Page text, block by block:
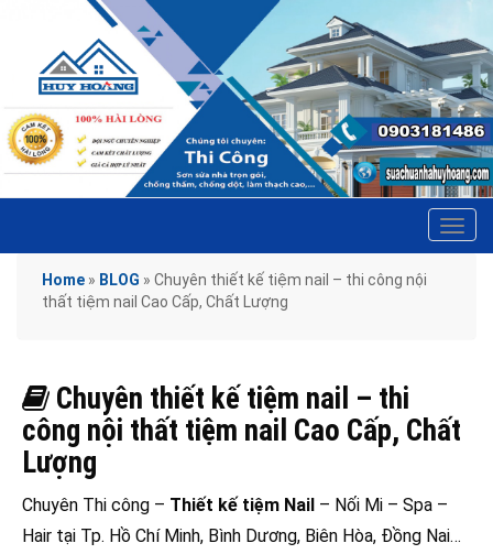
Home » BLOG » Chuyên thiết kế tiệm nail – thi công nội
thất tiệm nail Cao Cấp, Chất Lượng
Chuyên thiết kế tiệm nail – thi
công nội thất tiệm nail Cao Cấp, Chất
Lượng
Chuyên Thi công – Thiết kế tiệm Nail – Nối Mi – Spa –
Hair tại Tp. Hồ Chí Minh, Bình Dương, Biên Hòa, Đồng Nai…